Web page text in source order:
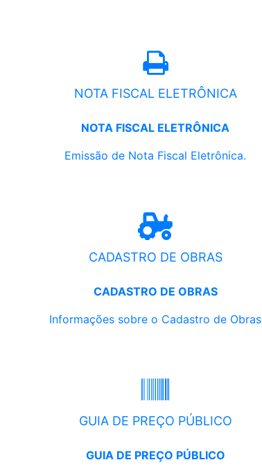
NOTA FISCAL ELETRÔNICA
NOTA FISCAL ELETRÔNICA
Emissão de Nota Fiscal Eletrônica.
CADASTRO DE OBRAS
CADASTRO DE OBRAS
Informações sobre o Cadastro de Obras
GUIA DE PREÇO PÚBLICO
GUIA DE PREÇO PÚBLICO